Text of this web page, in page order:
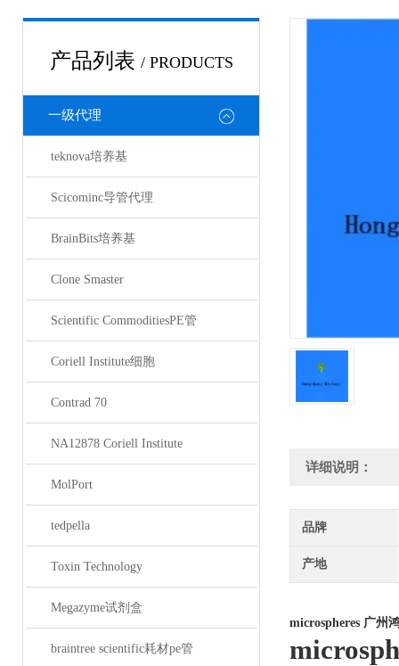
产品列表 / PRODUCTS
一级代理
teknova培养基
Scicominc导管代理
BrainBits培养基
Clone Smaster
Scientific CommoditiesPE管
Coriell Institute细胞
Contrad 70
NA12878 Coriell Institute
MolPort
tedpella
Toxin Technology
Megazyme试剂盒
braintree scientific耗材pe管
详细说明：
品牌
产地
microspheres 广州